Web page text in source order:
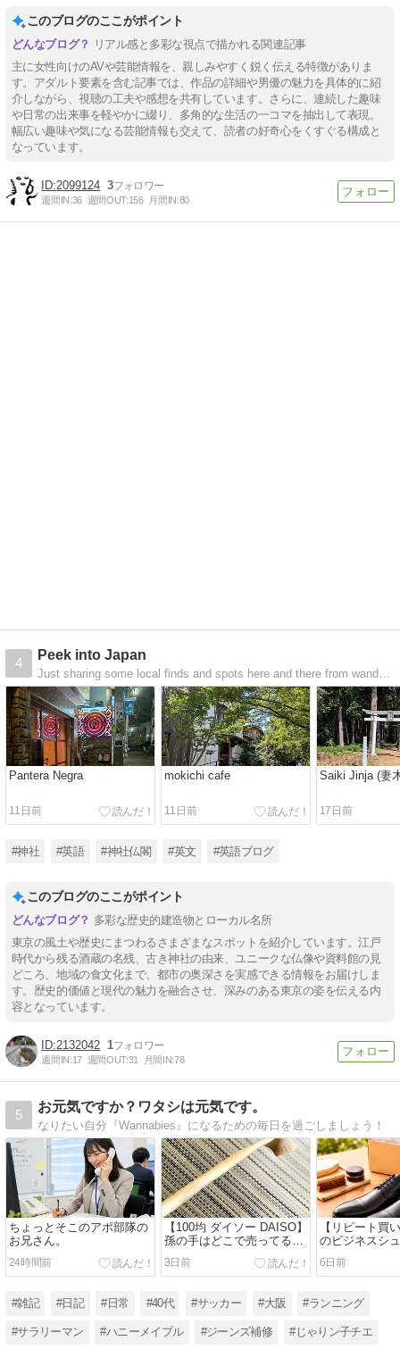
このブログのここがポイント
リアル感と多彩な視点で描かれる関連記事
主に女性向けのAVや芸能情報を、親しみやすく鋭く伝える特徴がありま
す。アダルト要素を含む記事では、作品の詳細や男優の魅力を具体的に紹
介しながら、視聴の工夫や感想を共有しています。さらに、連続した趣味
や日常の出来事を軽やかに綴り、多角的な生活の一コマを抽出して表現。
幅広い趣味や気になる芸能情報も交えて、読者の好奇心をくすぐる構成と
なっています。
2099124 3
週間IN:36 週間OUT:156 月間IN:80
4
Peek into Japan
Just sharing some local finds and spots here and there from wandering (and sometimes getting lost) around Japan.
Pantera Negra
11日前
mokichi cafe
11日前
Saiki Jinja (妻
17日前
#神社 #英語 #神社仏閣 #英文 #英語ブログ
このブログのここがポイント
多彩な歴史的建造物とローカル名所
東京の風土や歴史にまつわるさまざまなスポットを紹介しています。江戸
時代から残る酒蔵の名残、古き神社の由来、ユニークな仏像や資料館の見
どころ、地域の食文化まで、都市の奥深さを実感できる情報をお届けしま
す。歴史的価値と現代の魅力を融合させ、深みのある東京の姿を伝える内
容となっています。
2132042 1
週間IN:17 週間OUT:31 月間IN:78
5
お元気ですか？ワタシは元気です。
なりたい自分『Wannabies』になるための毎日を過ごしましょう！
ちょっとそこのアポ部隊の
お兄さん。
24時間前
【100均 ダイソー DAISO】
孫の手はどこで売ってる？
で買える昔ながらの肩たた
き付きが優秀すぎた
3日前
【リピート買
のビジネスシ
6日前
#雑記 #日記 #日常 #40代 #サッカー #大阪 #ランニング
#サラリーマン #ハニーメイプル #ジーンズ補修 #じゃりン子チエ